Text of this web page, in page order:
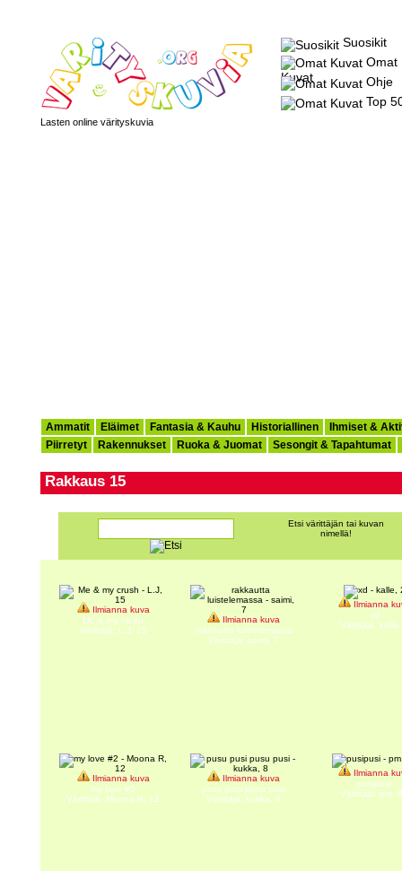
Lasten online värityskuvia
Suosikit
Omat
Kuvat
Ohje
Top
Ammatit Eläimet Fantasia & Kauhu Historiallinen
Ihmiset &
Piirretyt
Rakennukset Ruoka & Juomat Sesongit & Tapahtumat
Rakkaus 15
Etsi värittäjän tai kuvan
nimellä!
Ilmianna kuva
Me & my crush
Värittäjä: L.J, 15
Ilmianna kuva
rakkautta luistelemassa
Värittäjä: saimi, 7
Ilmianna
xd
Värittäjä:
Ilmianna kuva
my love #2
Värittäjä: Moona R, 12
Ilmianna kuva
pusu pusi pusu pusi
Värittäjä: kukka, 8
Ilmianna
pusipusi
Värittäjä: pm,